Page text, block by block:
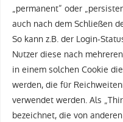
„permanent“ oder
auch nach dem Schließen
So kann z.B. der Login-
Nutzer diese nach
in einem solchen Cookie
werden, die für
verwendet werden. Als
bezeichnet, die von